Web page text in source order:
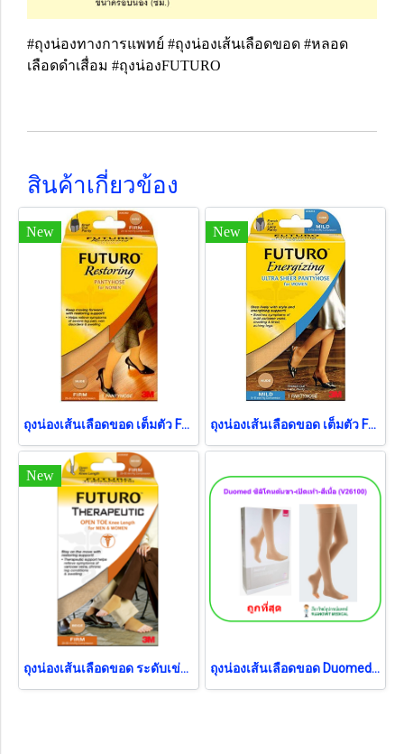
#ถุงน่องทางการแพทย์ #ถุงน่องเส้นเลือดขอด #หลอด
เลือดดำเสื่อม #ถุงน่องFUTURO
สินค้าเกี่ยวข้อง
New
ถุงน่องเส้นเลือดขอด เต็มตัว Futuro แรงบีบ 20-30 mmHg สีเนื้อ
New
ถุงน่องเส้นเลือดขอด เต็มตัว Futuro แรงบีบ 8-15 mmHg สีเนื้อ
New
ถุงน่องเส้นเลือดขอด ระดับเข่า เปิดปลายเท้า Futuro แรงบีบ 20-30 mmHg สีเนื้อ ถุงน่องเส้นเลือดขอด Duomed ซิลิโคน ต้นขา-เปิดปลายเท้า-สีเนื้อ Class2 (23-32 mmHg) (V26100)